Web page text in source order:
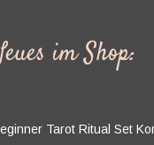
im Shop:
Tarot Ritual Set